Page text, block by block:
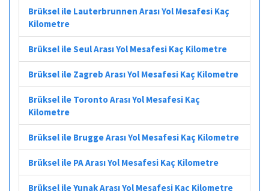
Brüksel ile Lauterbrunnen Arası Yol Mesafesi Kaç
Kilometre
Brüksel ile Seul Arası Yol Mesafesi Kaç Kilometre
Brüksel ile Zagreb Arası Yol Mesafesi Kaç Kilometre
Brüksel ile Toronto Arası Yol Mesafesi Kaç
Kilometre
Brüksel ile Brugge Arası Yol Mesafesi Kaç Kilometre
Brüksel ile PA Arası Yol Mesafesi Kaç Kilometre
Brüksel ile Yunak Arası Yol Mesafesi Kaç Kilometre